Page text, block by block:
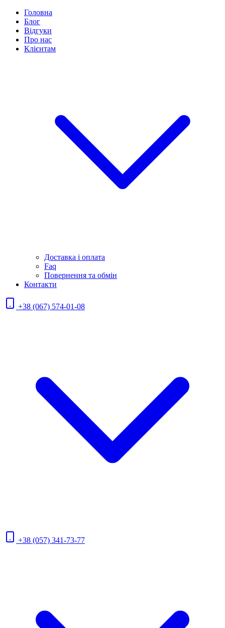
Головна
Блог
Відгуки
Про нас
Клієнтам
Доставка і оплата
Faq
Повернення та обмін
Контакти
+38 (067) 574-01-08
+38 (057) 341-73-77